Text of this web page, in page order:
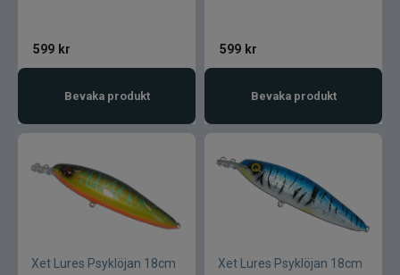
Tiemco
599 kr
Bevaka produkt
599 kr
Bevaka produkt
Xet Lures Psyklöjan 18cm
Xet Lures Psyklöjan 18cm